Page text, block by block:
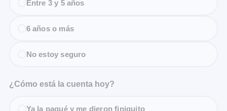
Entre 3 y 5 años
6 años o más
No estoy seguro
¿Cómo está la cuenta hoy?
Ya la pagué y me dieron finiquito